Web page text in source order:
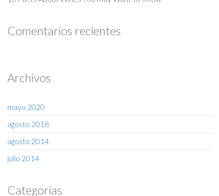
Comentarios recientes
Archivos
mayo 2020
agosto 2018
agosto 2014
julio 2014
Categorías